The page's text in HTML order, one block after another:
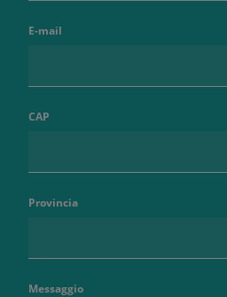
E-mail
CAP
Provincia
Messaggio